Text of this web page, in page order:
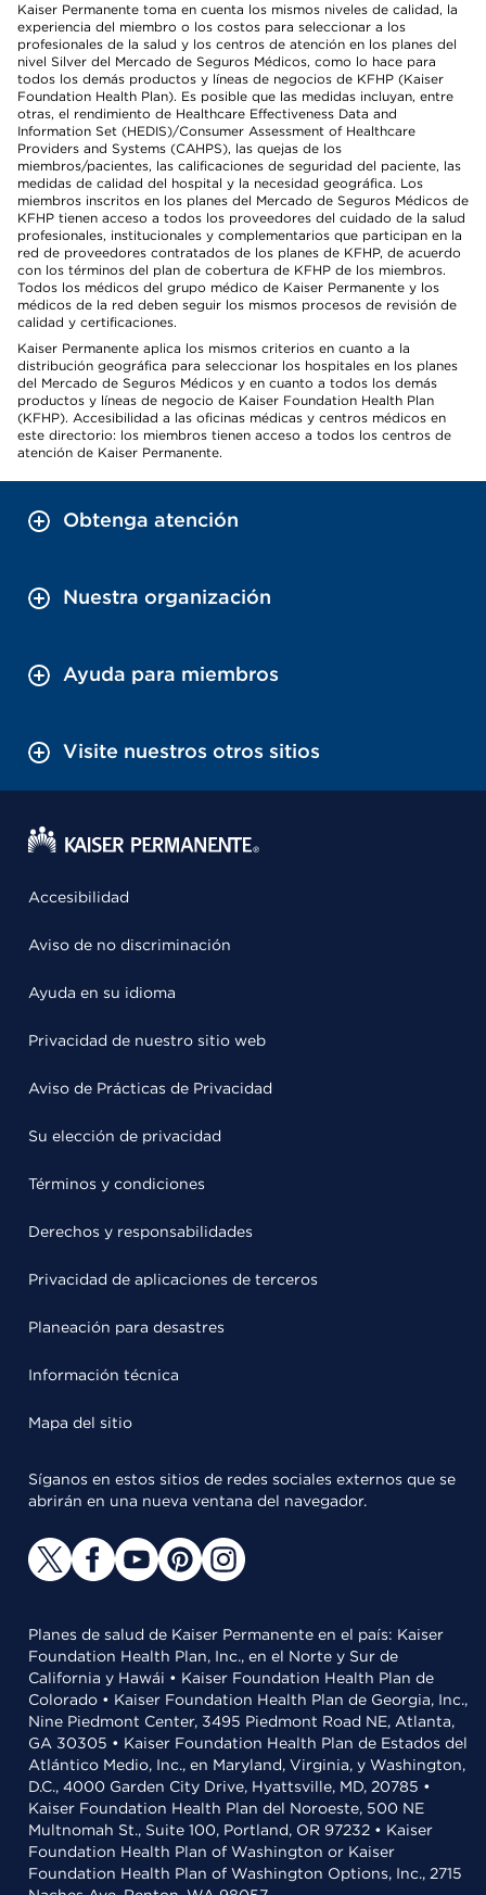
Kaiser Permanente toma en cuenta los mismos niveles de calidad, la
experiencia del miembro o los costos para seleccionar a los
profesionales de la salud y los centros de atención en los planes del
nivel Silver del Mercado de Seguros Médicos, como lo hace para
todos los demás productos y líneas de negocios de KFHP (Kaiser
Foundation Health Plan). Es posible que las medidas incluyan, entre
otras, el rendimiento de Healthcare Effectiveness Data and
Information Set (HEDIS)/Consumer Assessment of Healthcare
Providers and Systems (CAHPS), las quejas de los
miembros/pacientes, las calificaciones de seguridad del paciente, las
medidas de calidad del hospital y la necesidad geográfica. Los
miembros inscritos en los planes del Mercado de Seguros Médicos de
KFHP tienen acceso a todos los proveedores del cuidado de la salud
profesionales, institucionales y complementarios que participan en la
red de proveedores contratados de los planes de KFHP, de acuerdo
con los términos del plan de cobertura de KFHP de los miembros.
Todos los médicos del grupo médico de Kaiser Permanente y los
médicos de la red deben seguir los mismos procesos de revisión de
calidad y certificaciones.
Kaiser Permanente aplica los mismos criterios en cuanto a la
distribución geográfica para seleccionar los hospitales en los planes
del Mercado de Seguros Médicos y en cuanto a todos los demás
productos y líneas de negocio de Kaiser Foundation Health Plan
(KFHP). Accesibilidad a las oficinas médicas y centros médicos en
este directorio: los miembros tienen acceso a todos los centros de
atención de Kaiser Permanente.
Obtenga atención
Nuestra organización
Ayuda para miembros
Visite nuestros otros sitios
Accesibilidad
Aviso de no discriminación
Ayuda en su idioma
Privacidad de nuestro sitio web
Aviso de Prácticas de Privacidad
Su elección de privacidad
Términos y condiciones
Derechos y responsabilidades
Privacidad de aplicaciones de terceros
Planeación para desastres
Información técnica
Mapa del sitio
Síganos en estos sitios de redes sociales externos que se
abrirán en una nueva ventana del navegador.
Planes de salud de Kaiser Permanente en el país: Kaiser
Foundation Health Plan, Inc., en el Norte y Sur de
California y Hawái • Kaiser Foundation Health Plan de
Colorado • Kaiser Foundation Health Plan de Georgia, Inc.,
Nine Piedmont Center, 3495 Piedmont Road NE, Atlanta,
GA 30305 • Kaiser Foundation Health Plan de Estados del
Atlántico Medio, Inc., en Maryland, Virginia, y Washington,
D.C., 4000 Garden City Drive, Hyattsville, MD, 20785 •
Kaiser Foundation Health Plan del Noroeste, 500 NE
Multnomah St., Suite 100, Portland, OR 97232 • Kaiser
Foundation Health Plan of Washington or Kaiser
Foundation Health Plan of Washington Options, Inc., 2715